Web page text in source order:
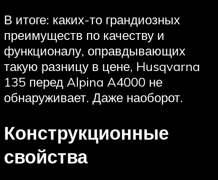
В итоге: каких-то грандиозных
преимуществ по качеству и
функционалу, оправдывающих
такую разницу в цене, Husqvarna
135 перед Alpina A4000 не
обнаруживает. Даже наоборот.
Конструкционные
свойства